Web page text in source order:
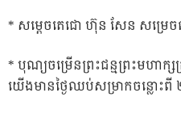
* សម្តេចតេជោ ហ៊ុន សែន សម្រេ
* បុណ្យចម្រើនព្រះជន្មព្រះមហាក្ស
យើងមានថ្ងៃឈប់សម្រាកចន្លោះពី